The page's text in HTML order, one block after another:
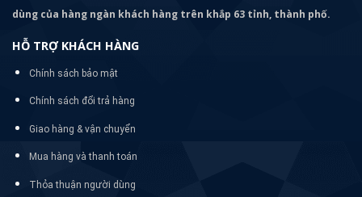
dùng của hàng ngàn khách hàng trên khắp 63 tỉnh, thành phố.
HỖ TRỢ KHÁCH HÀNG
Chính sách bảo mật
Chính sách đổi trả hàng
Giao hàng & vận chuyển
Mua hàng và thanh toán
Thỏa thuận người dùng